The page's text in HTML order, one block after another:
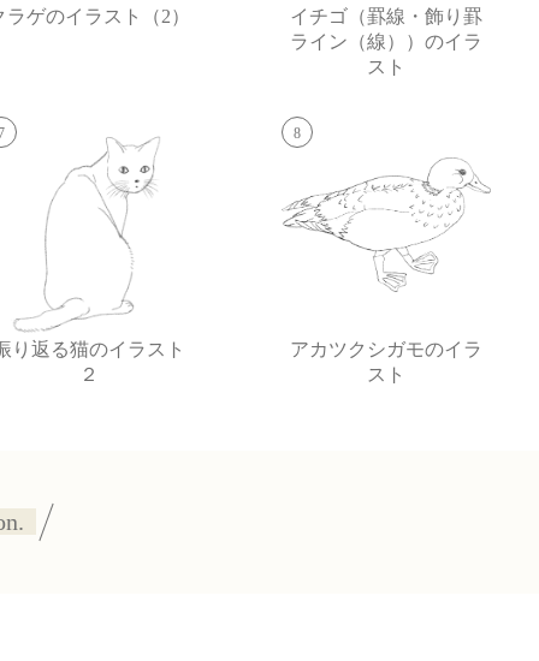
ラゲのイラスト（2）
イチゴ（罫線・飾り罫
ライン（線））のイラ
スト
り返る猫のイラスト
２
8
アカツクシガモのイラ
スト